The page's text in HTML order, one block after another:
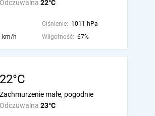
Odczuwalna 22°C
Ciśnienie: 1011 hPa
km/h Wilgotność: 67%
22°C
Odczuwalna 23°C
Zachmurzenie małe, pogodnie